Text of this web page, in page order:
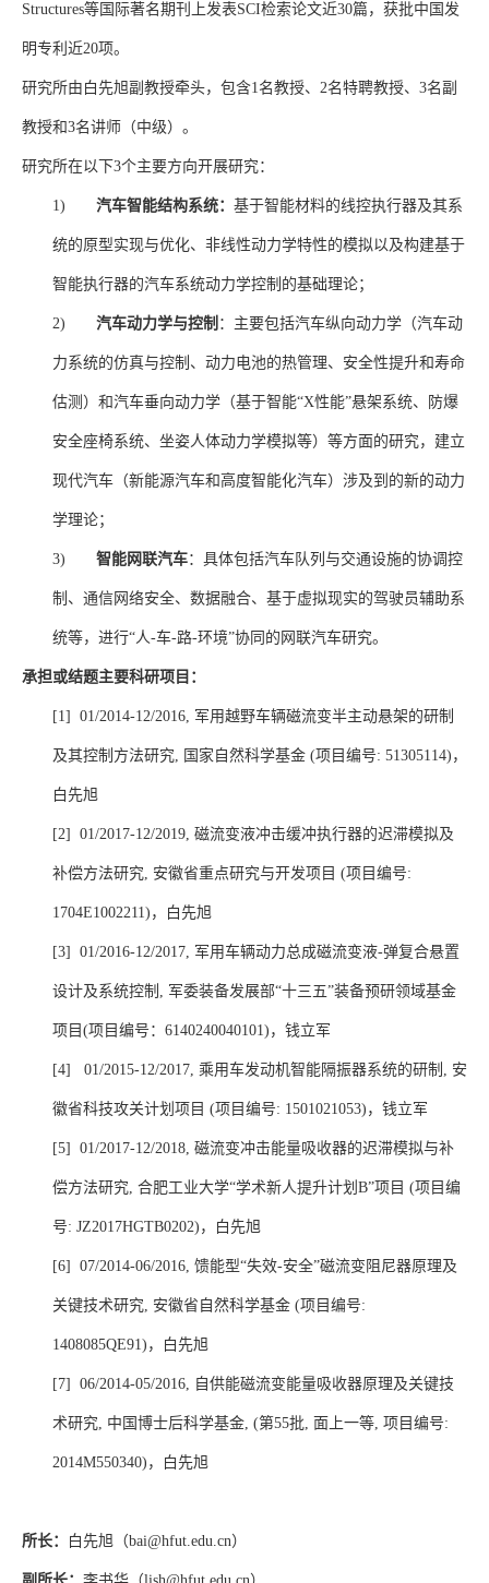
Structures等国际著名期刊上发表SCI检索论文近30篇，获批中国发
明专利近20项。
研究所由白先旭副教授牵头，包含1名教授、 2名特聘教授、 3名副
教授和3名讲师（中级）。
研究所在以下3个主要方向开展研究：
1) 汽车智能结构系统： 基于智能材料的线控执行器及其系
统的原型实现与优化、非线性动力学特性的模拟以及构建基于
智能执行器的汽车系统动力学控制的基础理论；
2) 汽车动力学与控制 ：主要包括汽车纵向动力学（汽车动
力系统的仿真与控制、动力电池的热管理、安全性提升和寿命
估测）和汽车垂向动力学（基于智能“X性能”悬架系统、防爆
安全座椅系统、坐姿人体动力学模拟等）等方面的研究，建立
现代汽车（新能源汽车和高度智能化汽车）涉及到的新的动力
学理论；
3) 智能网联汽车：具体包括汽车队列与交通设施的协调控
制、通信网络安全、数据融合、基于虚拟现实的驾驶员辅助系
统等，进行“人-车-路-环境”协同的网联汽车研究。
承担或结题主要科研项目：
[1] 01/2014-12/2016, 军用越野车辆磁流变半主动悬架的研制
及其控制方法研究, 国家自然科学基金(项目编号: 51305114) ，
白先旭
[2] 01/2017-12/2019, 磁流变液冲击缓冲执行器的迟滞模拟及
补偿方法研究, 安徽省重点研究与开发项目 (项目编号:
1704E1002211) ，白先旭
[3] 01/2016-12/2017, 军用车辆动力总成磁流变液-弹复合悬置
设计及系统控制 , 军委装备发展部“十三五”装备预研领域基金
项目 (项目编号： 6140240040101) ，钱立军
[4] 01/2015-12/2017, 乘用车发动机智能隔振器系统的研制 , 安
徽省科技攻关计划项目 (项目编号: 1501021053) ，钱立军
[5] 01/2017-12/2018, 磁流变冲击能量吸收器的迟滞模拟与补
偿方法研究, 合肥工业大学“学术新人提升计划 B”项目 (项目编
号: JZ2017HGTB0202) ，白先旭
[6] 07/2014-06/2016, 馈能型“失效-安全”磁流变阻尼器原理及
关键技术研究, 安徽省自然科学基金(项目编号:
1408085QE91) ，白先旭
[7] 06/2014-05/2016, 自供能磁流变能量吸收器原理及关键技
术研究, 中国博士后科学基金, (第55批, 面上一等, 项目编号:
2014M550340) ，白先旭
所长： 白先旭（bai@hfut.edu.cn）